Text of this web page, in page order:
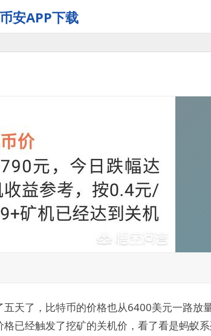
安APP下载
天了，比特币的价格也从6400美元一路放
已经触发了挖矿的关机价，看了看是蚂蚁